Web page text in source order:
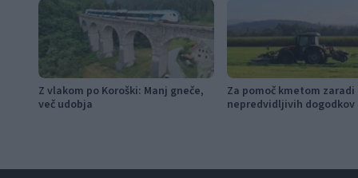
Z vlakom po Koroški: Manj gneče,
več udobja
Za pomoč kmetom zaradi
nepredvidljivih dogodkov